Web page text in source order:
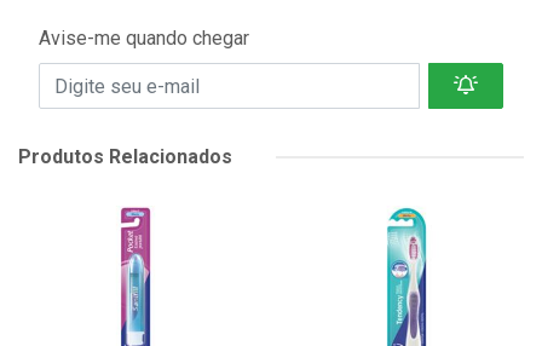
Avise-me quando chegar
Produtos Relacionados